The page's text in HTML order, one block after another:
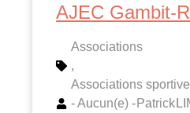
AJEC Gambit-
Associations
,
Associations
- Aucun(e) - Patrick